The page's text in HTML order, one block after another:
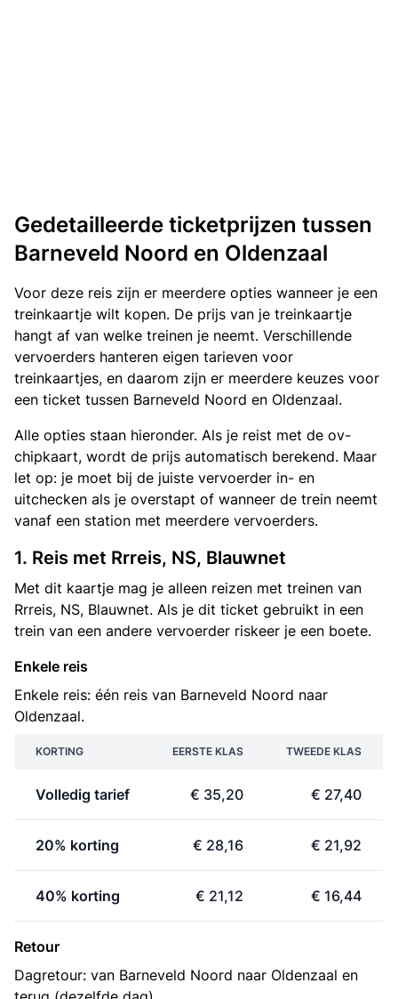
Gedetailleerde ticketprijzen tussen
Barneveld Noord en Oldenzaal
Voor deze reis zijn er meerdere opties wanneer je een
treinkaartje wilt kopen. De prijs van je treinkaartje
hangt af van welke treinen je neemt. Verschillende
vervoerders hanteren eigen tarieven voor
treinkaartjes, en daarom zijn er meerdere keuzes voor
een ticket tussen Barneveld Noord en Oldenzaal.
Alle opties staan hieronder. Als je reist met de ov-
chipkaart, wordt de prijs automatisch berekend. Maar
let op: je moet bij de juiste vervoerder in- en
uitchecken als je overstapt of wanneer de trein neemt
vanaf een station met meerdere vervoerders.
1. Reis met Rrreis, NS, Blauwnet
Met dit kaartje mag je alleen reizen met treinen van
Rrreis, NS, Blauwnet. Als je dit ticket gebruikt in een
trein van een andere vervoerder riskeer je een boete.
Enkele reis
Enkele reis: één reis van Barneveld Noord naar
Oldenzaal.
KORTING EERSTE KLAS TWEEDE KLAS
Volledig tarief € 35,20 € 27,40
20% korting € 28,16 € 21,92
40% korting € 21,12 € 16,44
Retour
Dagretour: van Barneveld Noord naar Oldenzaal en